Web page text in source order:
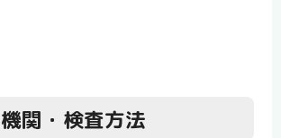
関・検査方法